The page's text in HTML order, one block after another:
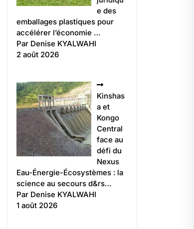
e des
emballages plastiques pour
accélérer l’économie …
Par Denise KYALWAHI
2 août 2026
Kinshas
a et
Kongo
Central
face au
défi du
Nexus
Eau-Énergie-Écosystèmes : la
science au secours d&rs…
Par Denise KYALWAHI
1 août 2026